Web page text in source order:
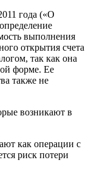
года («О
выполнения
открытия счета
так как она
форме. Ее
также не
возникают в
как операции с
риск потери